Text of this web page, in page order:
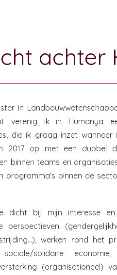
in
verenig ik in Humanya
die ik graag inzet
2017 op met een dubbel
binnen teams en
programma's binnen de
dicht bij mijn interesse
perspectieven
werken rond het
sociale/solidaire
(organisationeel)